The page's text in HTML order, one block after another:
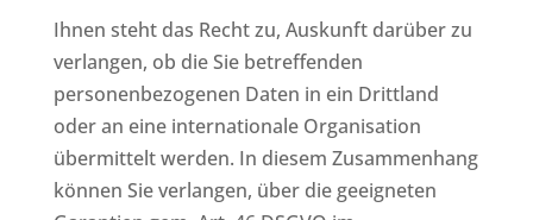
Ihnen steht das Recht zu, Auskunft darüber zu
verlangen, ob die Sie betreffenden
personenbezogenen Daten in ein Drittland
oder an eine internationale Organisation
übermittelt werden. In diesem Zusammenhang
können Sie verlangen, über die geeigneten